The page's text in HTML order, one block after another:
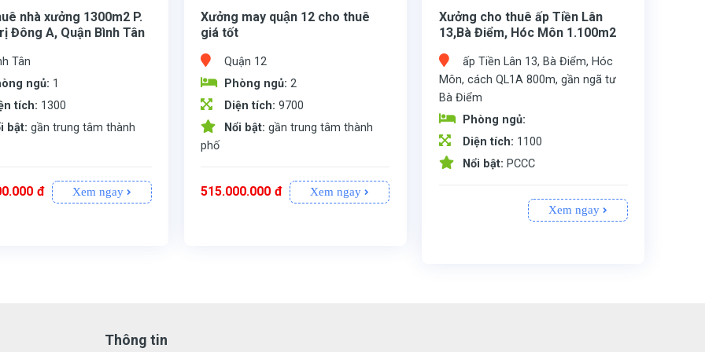
nhà xưởng 1300m2 P.
Đông A, Quận Bình Tân
Tân
ngủ: 1
tích: 1300
bật: gần trung tâm thành
đ Xem ngay
Xưởng may quận 12 cho thuê
giá tốt
Quận 12
Phòng ngủ:2
Diện tích:9700
Nổi bật:gần trung tâm thành
phố
515.000.000 đ Xem ngay
Xưởng cho thuê ấp Tiền Lân
13,Bà Điểm, Hóc Môn 1.100m2
ấp Tiền Lân 13, Bà Điểm, Hóc
Môn, cách QL1A 800m, gần ngã tư
Bà Điểm
Phòng ngủ:
Diện tích: 1100
Nổi bật: PCCC
Xem ngay
Thông tin